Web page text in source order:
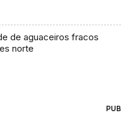
de aguaceiros fracos
norte
PUB